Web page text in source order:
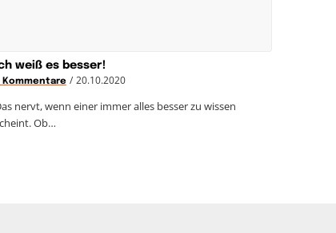
weiß es besser!
Kommentare / 20.10.2020
nervt, wenn einer immer alles besser zu wissen
Ob…